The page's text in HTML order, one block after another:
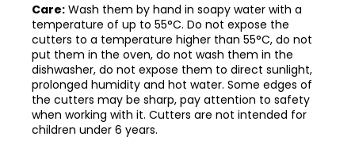
Care: Wash them by hand in soapy water with a
temperature of up to 55°C. Do not expose the
cutters to a temperature higher than 55°C, do not
put them in the oven, do not wash them in the
dishwasher, do not expose them to direct sunlight,
prolonged humidity and hot water. Some edges of
the cutters may be sharp, pay attention to safety
when working with it. Cutters are not intended for
children under 6 years.